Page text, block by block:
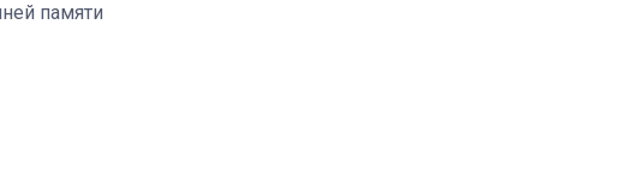
памяти